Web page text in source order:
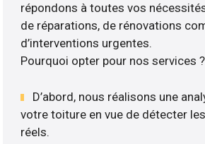
répondons à toutes vos
de réparations, de rénovations
d’interventions urgentes.
Pourquoi opter pour nos services ?
D’abord, nous réalisons une
votre toiture en vue de détecter
réels.